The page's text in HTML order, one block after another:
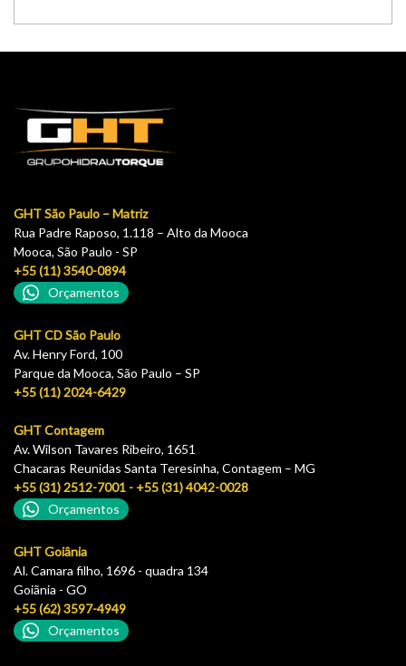
GHT São Paulo – Matriz
Rua Padre Raposo, 1.118 – Alto da Mooca
Mooca, São Paulo - SP
+55 (11) 3540-0894
Orçamentos
GHT CD São Paulo
Av. Henry Ford, 100
Parque da Mooca, São Paulo – SP
+55 (11) 2024-6429
GHT Contagem
Av. Wilson Tavares Ribeiro, 1651
Chacaras Reunidas Santa Teresinha, Contagem – MG
+55 (31) 2512-7001 - +55 (31) 4042-0028
Orçamentos
GHT Goiânia
Al. Camara filho, 1696 - quadra 134
Goiãnia - GO
+55 (62) 3597-4949
Orçamentos